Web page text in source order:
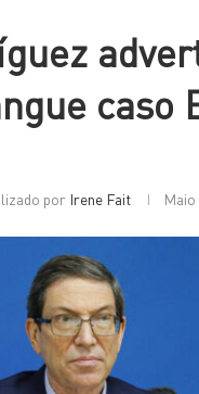
caso
porIrene Fait Maio